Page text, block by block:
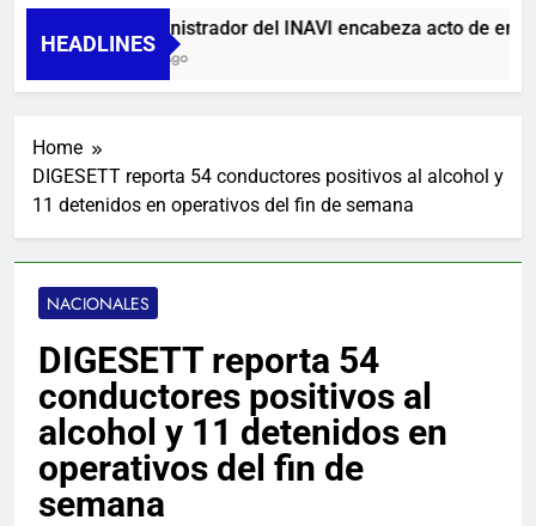
HEADLINES
Administrador del INAVI encabeza acto de
1 Día Ago
Home
DIGESETT reporta 54 conductores positivos al alcohol y
11 detenidos en operativos del fin de semana
NACIONALES
DIGESETT reporta 54
conductores positivos al
alcohol y 11 detenidos en
operativos del fin de
semana